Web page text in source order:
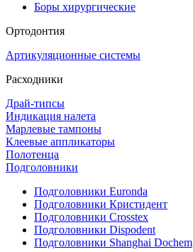
Боры хирургические
Ортодонтия
Артикуляционные системы
Расходники
Драй-типсы
Индикация налета
Марлевые тампоны
Клеевые аппликаторы
Полотенца
Подголовники
Подголовники Euronda
Подголовники Кристидент
Подголовники Crosstex
Подголовники Dispodent
Подголовники Shanghai Dochem